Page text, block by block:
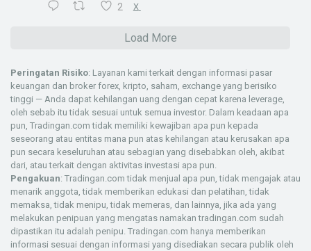
2 X
Load More
Peringatan Risiko: Layanan kami terkait dengan informasi pasar
keuangan dan broker forex, kripto, saham, exchange yang berisiko
tinggi — Anda dapat kehilangan uang dengan cepat karena leverage,
oleh sebab itu tidak sesuai untuk semua investor. Dalam keadaan apa
pun, Tradingan.com tidak memiliki kewajiban apa pun kepada
seseorang atau entitas mana pun atas kehilangan atau kerusakan apa
pun secara keseluruhan atau sebagian yang disebabkan oleh, akibat
dari, atau terkait dengan aktivitas investasi apa pun.
Pengakuan: Tradingan.com tidak menjual apa pun, tidak mengajak atau
menarik anggota, tidak memberikan edukasi dan pelatihan, tidak
memaksa, tidak menipu, tidak memeras, dan lainnya, jika ada yang
melakukan penipuan yang mengatas namakan tradingan.com sudah
dipastikan itu adalah penipu. Tradingan.com hanya memberikan
informasi sesuai dengan informasi yang disediakan secara publik oleh